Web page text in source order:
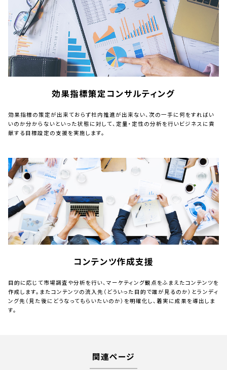
効果指標策定コンサルティング
効果指標の策定が出来ておらず社内推進が出来ない、次の一手に何をすればい
いのか分からないといった状態に対して、定量・定性の分析を行いビジネスに貢
献する目標設定の支援を実施します。
コンテンツ作成支援
目的に応じて市場調査や分析を行い、マーケティング観点をふまえたコンテンツを
作成します。またコンテンツの流入先（どういった目的で誰が見るのか）とランディ
ング先（見た後にどうなってもらいたいのか）を明確化し、着実に成果を導出しま
す。
関連ページ